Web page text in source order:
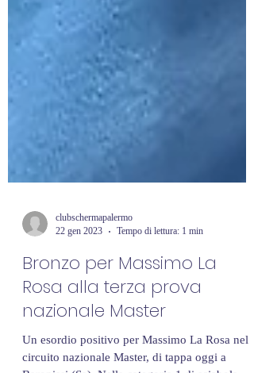
clubschermapalermo
22 gen 2023
Bronzo per Massimo La
Rosa alla terza prova
nazionale Master